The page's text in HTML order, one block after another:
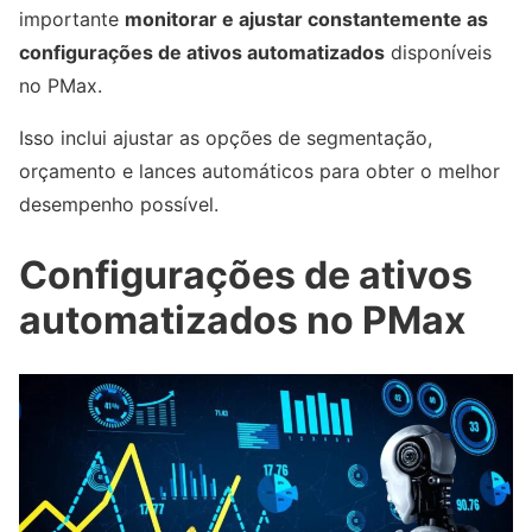
importante monitorar e ajustar constantemente as
configurações de ativos automatizados disponíveis
no PMax.
Isso inclui ajustar as opções de segmentação,
orçamento e lances automáticos para obter o melhor
desempenho possível.
Configurações de ativos
automatizados no PMax